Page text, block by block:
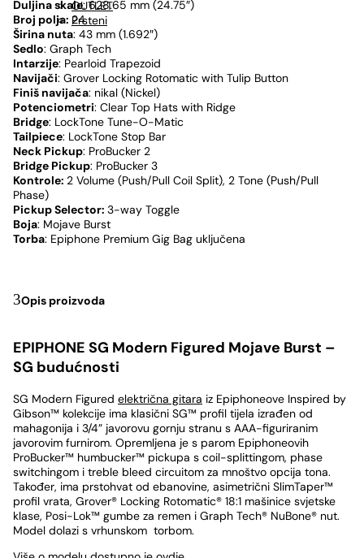
OUTLET
Prsteni
Duljina skale: 628.65 mm (24.75″)
Broj polja: 24
Širina nuta: 43 mm (1.692″)
Sedlo: Graph Tech
Intarzije: Pearloid Trapezoid
Navijači: Grover Locking Rotomatic with Tulip Button
Finiš navijača: nikal (Nickel)
Potenciometri: Clear Top Hats with Ridge
Bridge: LockTone Tune-O-Matic
Tailpiece: LockTone Stop Bar
Neck Pickup: ProBucker 2
Bridge Pickup: ProBucker 3
Kontrole: 2 Volume (Push/Pull Coil Split), 2 Tone (Push/Pull
Phase)
Pickup Selector: 3-way Toggle
Boja: Mojave Burst
Torba: Epiphone Premium Gig Bag uključena
Opis proizvoda
EPIPHONE SG Modern Figured Mojave Burst –
SG budućnosti
SG Modern Figured električna gitara iz Epiphoneove Inspired by
Gibson™ kolekcije ima klasični SG™ profil tijela izrađen od
mahagonija i 3/4” javorovu gornju stranu s AAA-figuriranim
javorovim furnirom. Opremljena je s parom Epiphoneovih
ProBucker™ humbucker™ pickupa s coil-splittingom, phase
switchingom i treble bleed circuitom za mnoštvo opcija tona.
Također, ima prstohvat od ebanovine, asimetrični SlimTaper™
profil vrata, Grover® Locking Rotomatic® 18:1 mašinice svjetske
klase, Posi-Lok™ gumbe za remen i Graph Tech® NuBone® nut.
Model dolazi s vrhunskom torbom.